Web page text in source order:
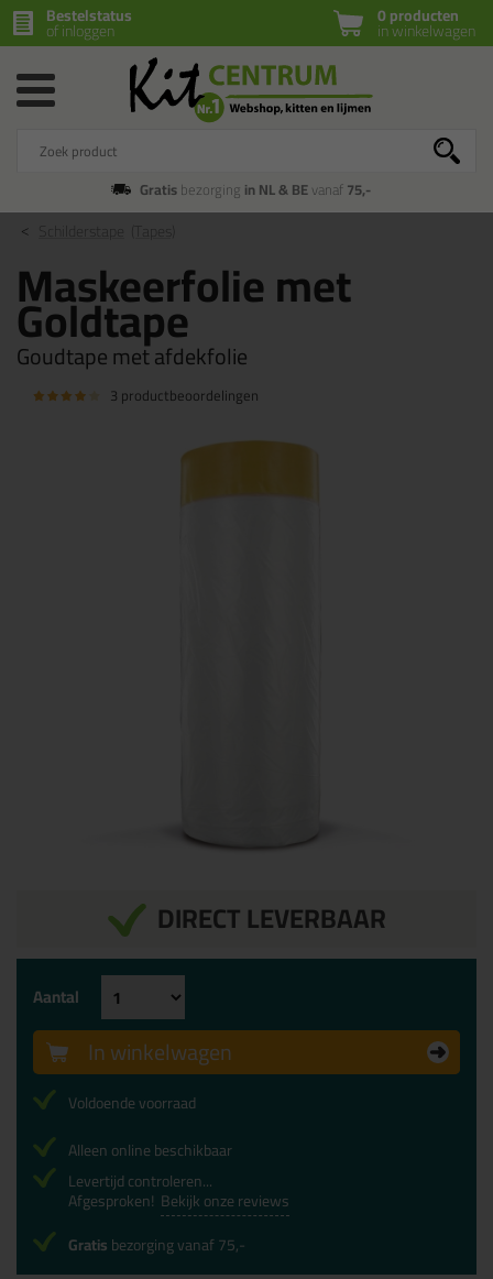
0 producten
in winkelwagen
Bestelstatus
of inloggen
Gratisbezorging in NL & BEvanaf75,-
Maskeerfolie met
Goldtape
Goudtape met afdekfolie
3 productbeoordelingen
DIRECT LEVERBAAR
Aantal
In winkelwagen
Voldoende voorraad
Alleen online beschikbaar
Levertijd controleren...
Afgesproken! Bekijk onze reviews
Gratisbezorging vanaf 75,-